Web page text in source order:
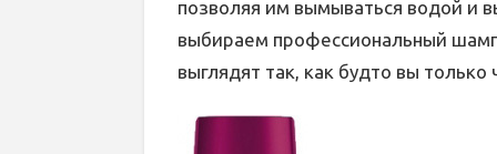
позволяя им вымываться водой и
выбираем профессиональный
выглядят так, как будто вы